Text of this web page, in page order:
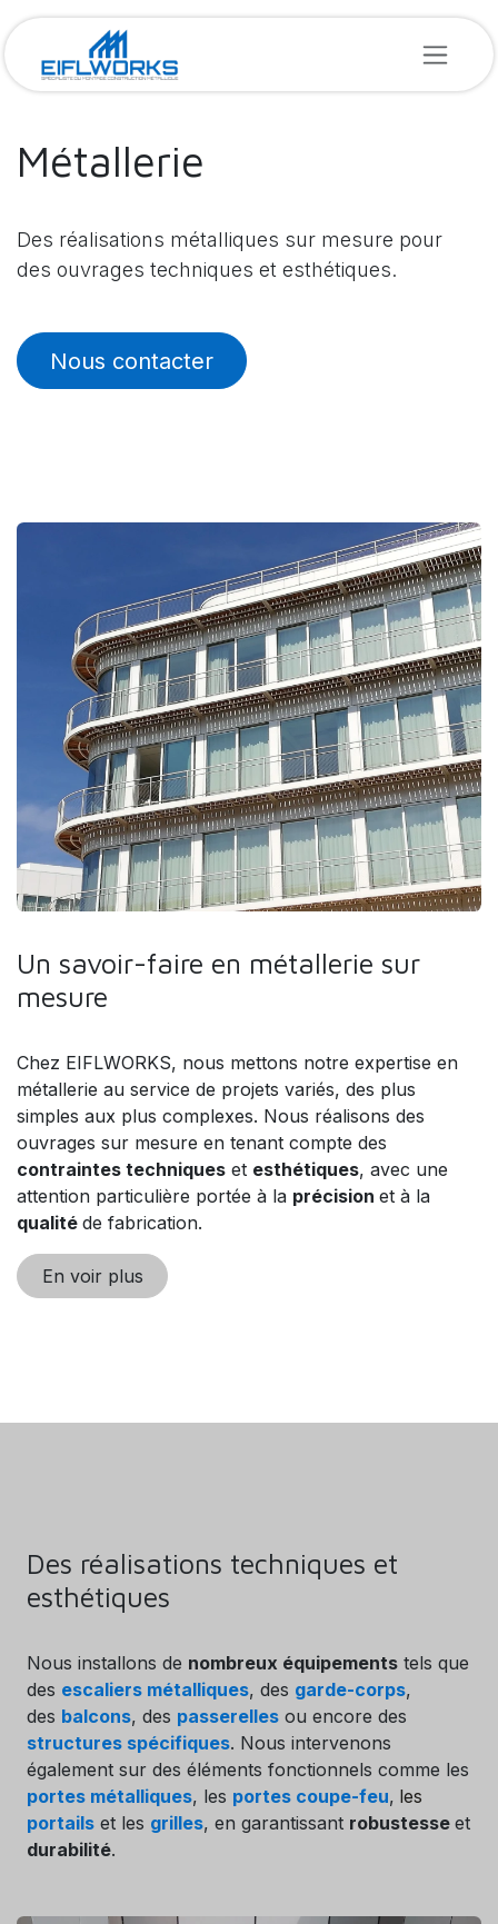
Métallerie
Des réalisations métalliques sur mesure pour
des ouvrages techniques et esthétiques.
Nous contacter
Un savoir-faire en métallerie sur
mesure
Chez EIFLWORKS, nous mettons notre expertise en
métallerie au service de projets variés, des plus
simples aux plus complexes. Nous réalisons des
ouvrages sur mesure en tenant compte des
contraintes techniques et esthétiques, avec une
attention particulière portée à la précision et à la
qualité de fabrication.
En voir plus
Des réalisations techniques et
esthétiques
Nous installons de nombreux équipements tels que
des escaliers métalliques, des garde-corps,
des balcons, des passerelles ou encore des
structures spécifiques. Nous intervenons
également sur des éléments fonctionnels comme les
portes métalliques, les portes coupe-feu, les
portails et les grilles, en garantissant robustesse et
durabilité.